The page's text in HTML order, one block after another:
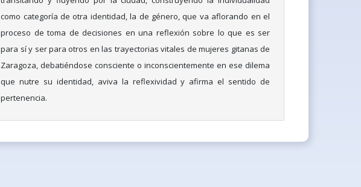
como categoría de otra identidad, la de género, que va aflorando en el
proceso de toma de decisiones en una reflexión sobre lo que es ser
para sí y ser para otros en las trayectorias vitales de mujeres gitanas de
Zaragoza, debatiéndose consciente o inconscientemente en ese dilema
que nutre su identidad, aviva la reflexividad y afirma el sentido de
pertenencia.